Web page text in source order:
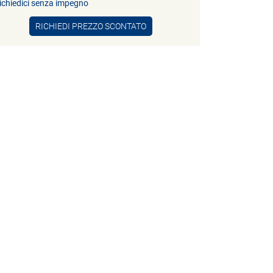
senza impegno
RICHIEDI PREZZO SCONTATO